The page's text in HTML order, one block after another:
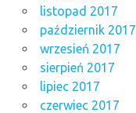
listopad 2017
październik 2017
wrzesień 2017
sierpień 2017
lipiec 2017
czerwiec 2017